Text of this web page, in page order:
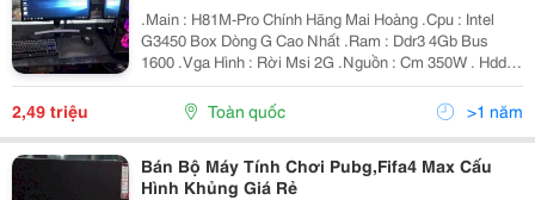
.Main : H81M-Pro Chính Hãng Mai Hoàng .Cpu : Intel
G3450 Box Dòng G Cao Nhất .Ram : Ddr3 4Gb Bus
1600 .Vga Hình : Rời Msi 2G .Nguồn : Cm 350W . Hdd :
500G Samsung .Màn Hình : Led
20&Quot;22&Rdquo;24&Quot; Led Full Hd Đẹp Như Ko
Tì Vết, Khách
2,49 triệu Toàn quốc >1 năm
Bán Bộ Máy Tính Chơi Pubg,Fifa4 Max Cấu
Hình Khủng Giá Rẻ